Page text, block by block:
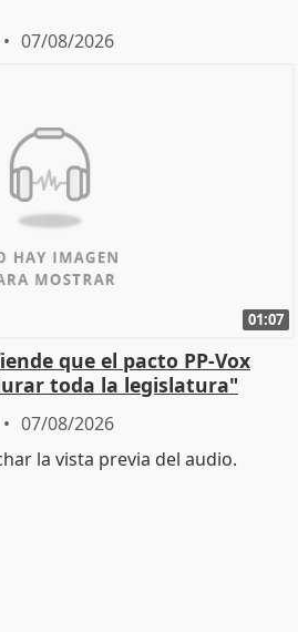
07/08/2026
01:07
que el pacto PP-Vox
toda la legislatura"
07/08/2026